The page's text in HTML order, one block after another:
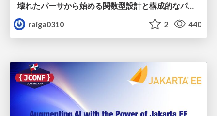
壊れたパーサから始める関数型設計と構成的なパーサ #fp_matsuri
raiga0310
2 440